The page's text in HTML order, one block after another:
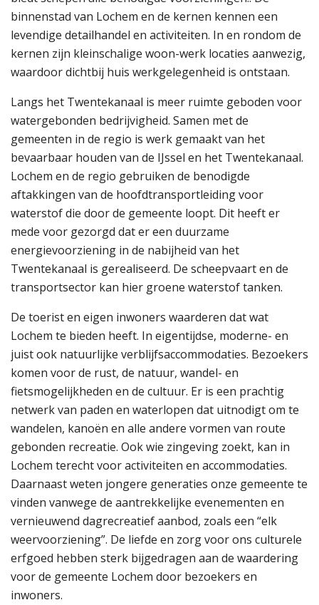
binnenstad van Lochem en de kernen kennen een
levendige detailhandel en activiteiten. In en rondom de
kernen zijn kleinschalige woon-werk locaties aanwezig,
waardoor dichtbij huis werkgelegenheid is ontstaan.
Langs het Twentekanaal is meer ruimte geboden voor
watergebonden bedrijvigheid. Samen met de
gemeenten in de regio is werk gemaakt van het
bevaarbaar houden van de IJssel en het Twentekanaal.
Lochem en de regio gebruiken de benodigde
aftakkingen van de hoofdtransportleiding voor
waterstof die door de gemeente loopt. Dit heeft er
mede voor gezorgd dat er een duurzame
energievoorziening in de nabijheid van het
Twentekanaal is gerealiseerd. De scheepvaart en de
transportsector kan hier groene waterstof tanken.
De toerist en eigen inwoners waarderen dat wat
Lochem te bieden heeft. In eigentijdse, moderne- en
juist ook natuurlijke verblijfsaccommodaties. Bezoekers
komen voor de rust, de natuur, wandel- en
fietsmogelijkheden en de cultuur. Er is een prachtig
netwerk van paden en waterlopen dat uitnodigt om te
wandelen, kanoën en alle andere vormen van route
gebonden recreatie. Ook wie zingeving zoekt, kan in
Lochem terecht voor activiteiten en accommodaties.
Daarnaast weten jongere generaties onze gemeente te
vinden vanwege de aantrekkelijke evenementen en
vernieuwend dagrecreatief aanbod, zoals een “elk
weervoorziening”. De liefde en zorg voor ons culturele
erfgoed hebben sterk bijgedragen aan de waardering
voor de gemeente Lochem door bezoekers en
inwoners.